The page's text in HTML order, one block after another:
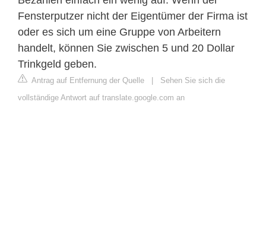
Fensterputzer nicht der Eigentümer der Firma ist
oder es sich um eine Gruppe von Arbeitern
handelt, können Sie zwischen 5 und 20 Dollar
Trinkgeld geben.
Antrag auf Entfernung der Quelle | Sehen Sie sich die
vollständige Antwort auf translate.google.com an